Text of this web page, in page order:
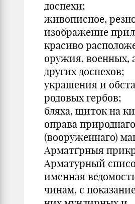
доспехи;
живописное,
изображение
красиво
оружия, военных,
других доспехов;
украшения и
родовых гербов;
бляха, щиток на
оправа природнаго
(вооруженнаго)
Арматґрныя
Арматурный
именная
чинам, с